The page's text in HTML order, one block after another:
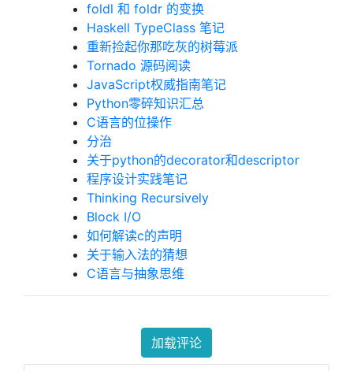
foldl 和 foldr 的变换
Haskell TypeClass 笔记
重新捡起你那吃灰的树莓派
Tornado 源码阅读
JavaScript权威指南笔记
Python零碎知识汇总
C语言的位操作
分治
关于python的decorator和descriptor
程序设计实践笔记
Thinking Recursively
Block I/O
如何解读c的声明
关于输入法的猜想
C语言与抽象思维
加载评论